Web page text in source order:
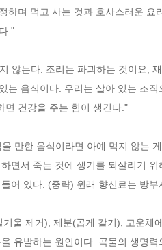
하며 먹고 사는 것과 호사스러운
."
않는다. 조리는 파괴하는 것이요,
는 음식이다. 우리는 살아 있는 조
면 건강을 주는 힘이 생긴다."
만한 음식이라면 아예 먹지 않는
면서 죽는 것에 생기를 되살리기
어 있다. (중략) 원래 향신료는 방
울 제거), 제분(곱게 갈기), 고운
유발하는 원인이다. 곡물의 생명